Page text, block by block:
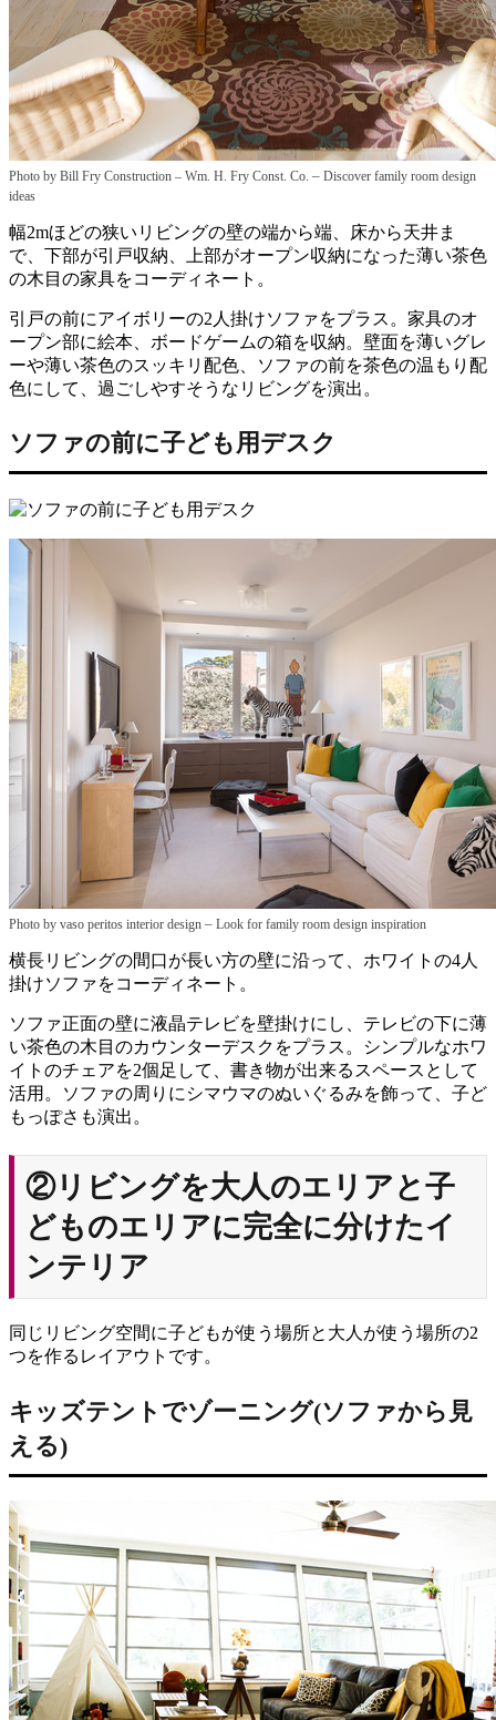
Photo by Bill Fry Construction – Wm. H. Fry Const. Co. – Discover family room design
ideas
幅2mほどの狭いリビングの壁の端から端、床から天井ま
で、下部が引戸収納、上部がオープン収納になった薄い茶色
の木目の家具をコーディネート。
引戸の前にアイボリーの2人掛けソファをプラス。家具のオ
ープン部に絵本、ボードゲームの箱を収納。壁面を薄いグレ
ーや薄い茶色のスッキリ配色、ソファの前を茶色の温もり配
色にして、過ごしやすそうなリビングを演出。
ソファの前に子ども用デスク
Photo by vaso peritos interior design – Look for family room design inspiration
横長リビングの間口が長い方の壁に沿って、ホワイトの4人
掛けソファをコーディネート。
ソファ正面の壁に液晶テレビを壁掛けにし、テレビの下に薄
い茶色の木目のカウンターデスクをプラス。シンプルなホワ
イトのチェアを2個足して、書き物が出来るスペースとして
活用。ソファの周りにシマウマのぬいぐるみを飾って、子ど
もっぽさも演出。
②リビングを大人のエリアと子
どものエリアに完全に分けたイ
ンテリア
同じリビング空間に子どもが使う場所と大人が使う場所の2
つを作るレイアウトです。
キッズテントでゾーニング(ソファから見
える)